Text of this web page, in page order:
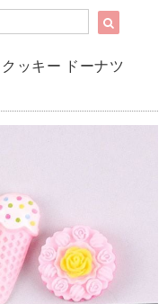
ッキー ドーナツ